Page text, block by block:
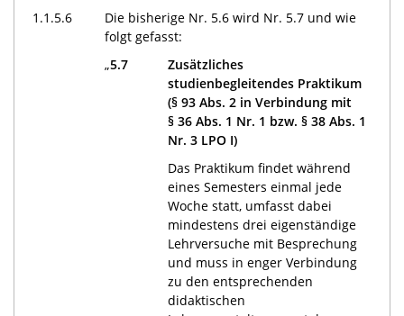
1.1.5.6
Die bisherige Nr. 5.6 wird Nr. 5.7 und wie
folgt gefasst:
„5.7
Zusätzliches
studienbegleitendes Praktikum
(§ 93 Abs. 2 in Verbindung mit
§ 36 Abs. 1 Nr. 1 bzw. § 38 Abs. 1
Nr. 3 LPO I)
Das Praktikum findet während
eines Semesters einmal jede
Woche statt, umfasst dabei
mindestens drei eigenständige
Lehrversuche mit Besprechung
und muss in enger Verbindung
zu den entsprechenden
didaktischen